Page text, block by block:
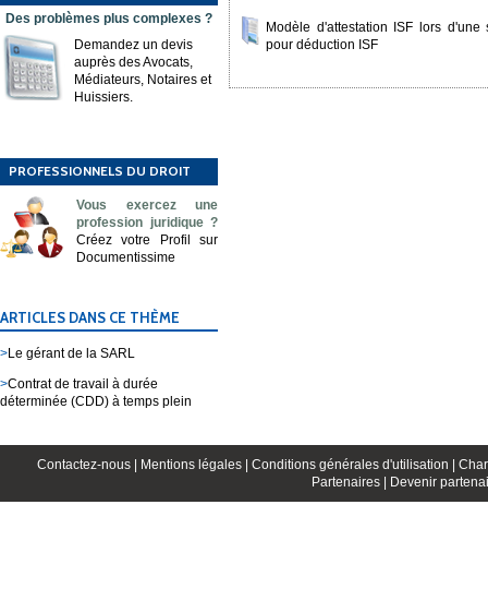
Des problèmes plus complexes ?
Demandez un devis
auprès des Avocats,
Médiateurs, Notaires et
Huissiers.
PROFESSIONNELS DU DROIT
Vous exercez une
profession juridique ?
Créez votre Profil sur
Documentissime
ARTICLES DANS CE THÈME
>Le gérant de la SARL
>Contrat de travail à durée
déterminée (CDD) à temps plein
Modèle d'attestation ISF lors
pour déduction ISF
Contactez-nous | Mentions légales | Conditions générales d'utilisation |
Partenaires |
Devenir